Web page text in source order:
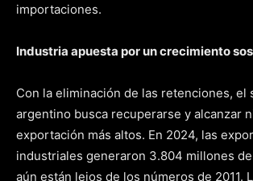
importaciones.
Industria apuesta por un crecimiento
Con la eliminación de las retenciones, el
argentino busca recuperarse y alcanzar
exportación más altos. En 2024, las
industriales generaron 3.804 millones
aún están lejos de los números de 2011.